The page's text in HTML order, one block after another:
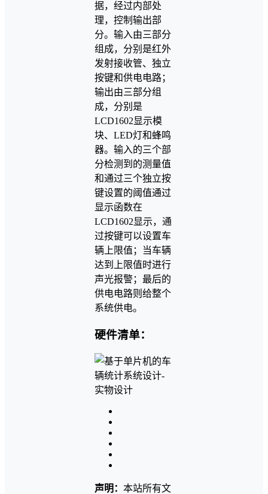
据，经过内部处
理，控制输出部
分。输入由三部分
组成，分别是红外
发射接收管、独立
按键和供电电路；
输出由三部分组
成，分别是
LCD1602显示模
块、LED灯和蜂鸣
器。输入的三个部
分检测到的测量值
和通过三个独立按
键设置的阈值通过
显示函数在
LCD1602显示，通
过按键可以设置车
辆上限值；当车辆
达到上限值时进行
声光报警；最后的
供电电路则给整个
系统供电。
硬件清单：
声明： 本站所有文